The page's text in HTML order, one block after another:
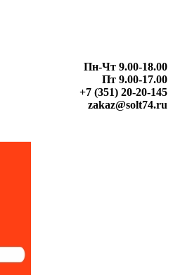
Пн-Чт 9.00-18.00
Пт 9.00-17.00
+7 (351) 20-20-145
zakaz@solt74.ru